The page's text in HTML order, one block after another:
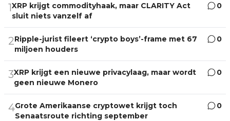
1XRP krijgt commodityhaak, maar CLARITY Act
sluit niets vanzelf af
0
2Ripple-jurist fileert ‘crypto boys’-frame met 67
miljoen houders
0
3XRP krijgt een nieuwe privacylaag, maar wordt
geen nieuwe Monero
0
4Grote Amerikaanse cryptowet krijgt toch
Senaatsroute richting september
0